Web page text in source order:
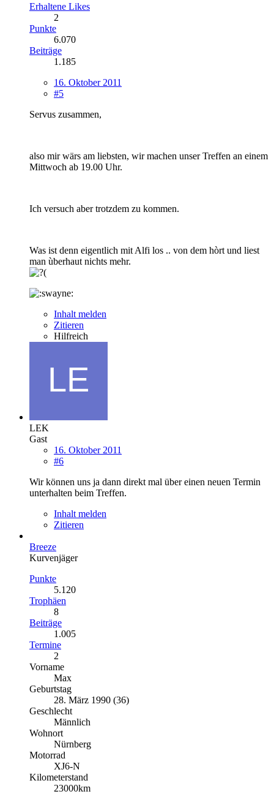
Erhaltene Likes
2
Punkte
6.070
Beiträge
1.185
16. Oktober 2011
#5
Servus zusammen,
also mir wärs am liebsten, wir machen unser Treffen an einem
Mittwoch ab 19.00 Uhr.
Ich versuch aber trotzdem zu kommen.
Was ist denn eigentlich mit Alfi los .. von dem hòrt und liest
man ùberhaut nichts mehr.
Inhalt melden
Zitieren
Hilfreich
LEK
Gast
16. Oktober 2011
#6
Wir können uns ja dann direkt mal über einen neuen Termin
unterhalten beim Treffen.
Inhalt melden
Zitieren
Breeze
Kurvenjäger
Punkte
5.120
Trophäen
8
Beiträge
1.005
Termine
2
Vorname
Max
Geburtstag
28. März 1990 (36)
Geschlecht
Männlich
Wohnort
Nürnberg
Motorrad
XJ6-N
Kilometerstand
23000km